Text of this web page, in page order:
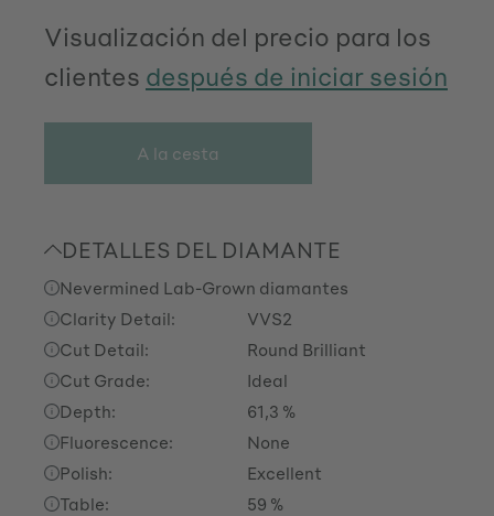
Visualización del precio para los
clientes después de iniciar sesión
A la cesta
DETALLES DEL DIAMANTE
Nevermined Lab-Grown diamantes
Clarity Detail:
VVS2
Cut Detail:
Round Brilliant
Cut Grade:
Ideal
Depth:
61,3 %
Fluorescence:
None
Polish:
Excellent
Table:
59 %